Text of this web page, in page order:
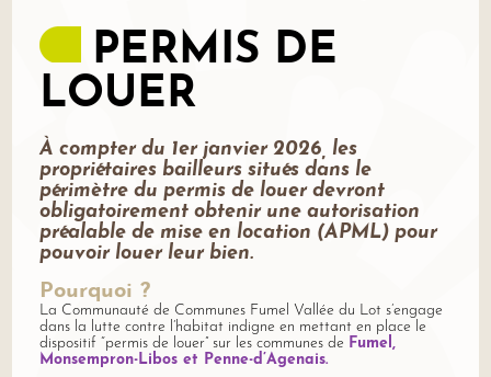
PERMIS DE
LOUER
À compter du 1er janvier 2026, les
propriétaires bailleurs situés dans le
périmètre du permis de louer devront
obligatoirement obtenir une autorisation
préalable de mise en location (APML) pour
pouvoir louer leur bien.
Pourquoi ?
La Communauté de Communes Fumel Vallée du Lot s’engage
dans la lutte contre l’habitat indigne en mettant en place le
dispositif “permis de louer” sur les communes de Fumel,
Monsempron-Libos et Penne-d’Agenais.